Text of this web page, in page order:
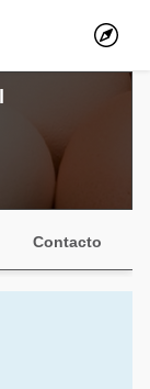
Contacto